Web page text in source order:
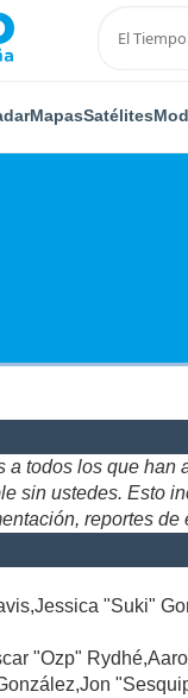
MapasSatélites
todos los que
sin ustedes. Esto
reportes de
"Suki"
"Ozp"